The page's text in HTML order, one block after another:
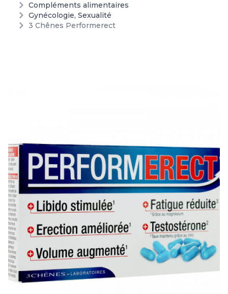
Compléments alimentaires
Gynécologie, Sexualité
3 Chênes Performerect